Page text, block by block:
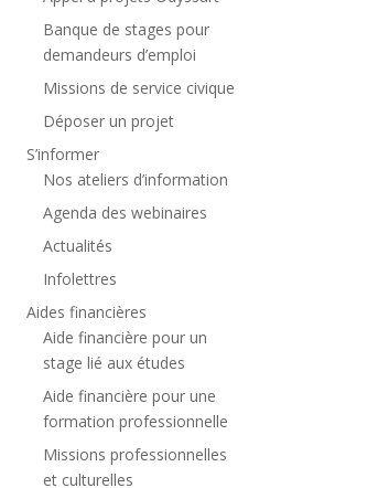
Banque de stages pour
demandeurs d’emploi
Missions de service civique
Déposer un projet
S’informer
Nos ateliers d’information
Agenda des webinaires
Actualités
Infolettres
Aides financières
Aide financière pour un
stage lié aux études
Aide financière pour une
formation professionnelle
Missions professionnelles
et culturelles